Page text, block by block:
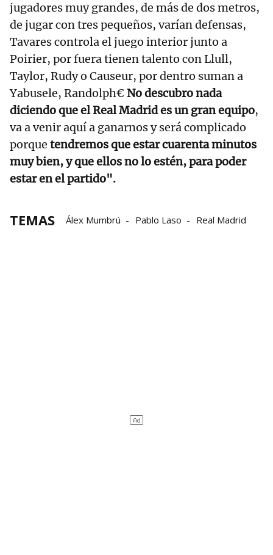
jugadores muy grandes, de más de dos metros,
de jugar con tres pequeños, varían defensas,
Tavares controla el juego interior junto a
Poirier, por fuera tienen talento con Llull,
Taylor, Rudy o Causeur, por dentro suman a
Yabusele, Randolph€ No descubro nada
diciendo que el Real Madrid es un gran equipo,
va a venir aquí a ganarnos y será complicado
porque tendremos que estar cuarenta minutos
muy bien, y que ellos no lo estén, para poder
estar en el partido".
TEMAS Álex Mumbrú Pablo Laso Real Madrid